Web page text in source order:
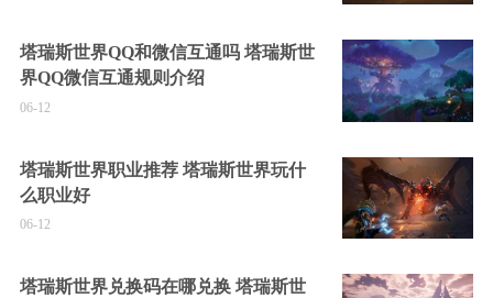
塔瑞斯世界QQ和微信互通吗 塔瑞斯世
界QQ微信互通规则介绍
06-12
塔瑞斯世界职业推荐 塔瑞斯世界玩什
么职业好
06-12
塔瑞斯世界兑换码在哪兑换 塔瑞斯世